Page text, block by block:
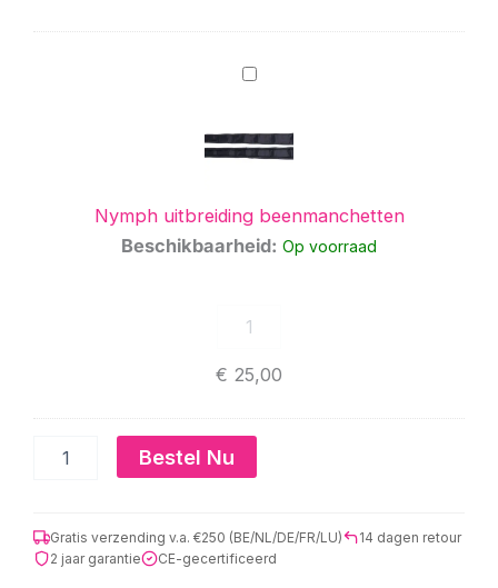
Nymph
Nymph uitbreiding beenmanchetten
Beschikbaarheid: Op voorraad
€ 25,00
Bestel Nu
Gratis verzending v.a. €250 (BE/NL/DE/FR/LU)
14 dagen retour
2 jaar garantie
CE-gecertificeerd